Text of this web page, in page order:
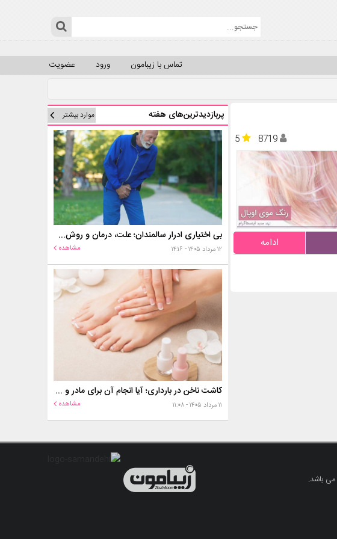
عضویت ورود تماس با زیبامون
5
8719
ادامه
پربازدیدترین‌های هفته موارد بیشتر
بی اختیاری ادرار سالمندان؛ علت، درمان و روش‌های کنترل در منزل
۱۲ مرداد ۱۴۰۵ - ۱۴:۱۶ مشاهده
کاشت ناخن در بارداری؛ آیا انجام آن برای مادر و جنین خطر دارد؟
۱۱ مرداد ۱۴۰۵ - ۱۱:۰۸ مشاهده
می باشد.